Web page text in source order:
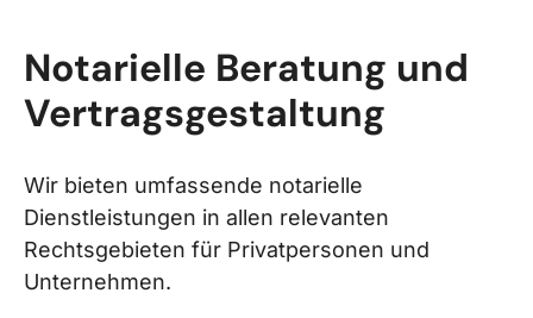
Notarielle Beratung und
Vertragsgestaltung
Wir bieten umfassende notarielle
Dienstleistungen in allen relevanten
Rechtsgebieten für Privatpersonen und
Unternehmen.